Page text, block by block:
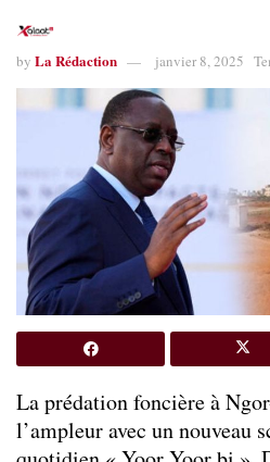
by La Rédaction janvier 8, 2025
La prédation foncière à
l’ampleur avec un nouveau